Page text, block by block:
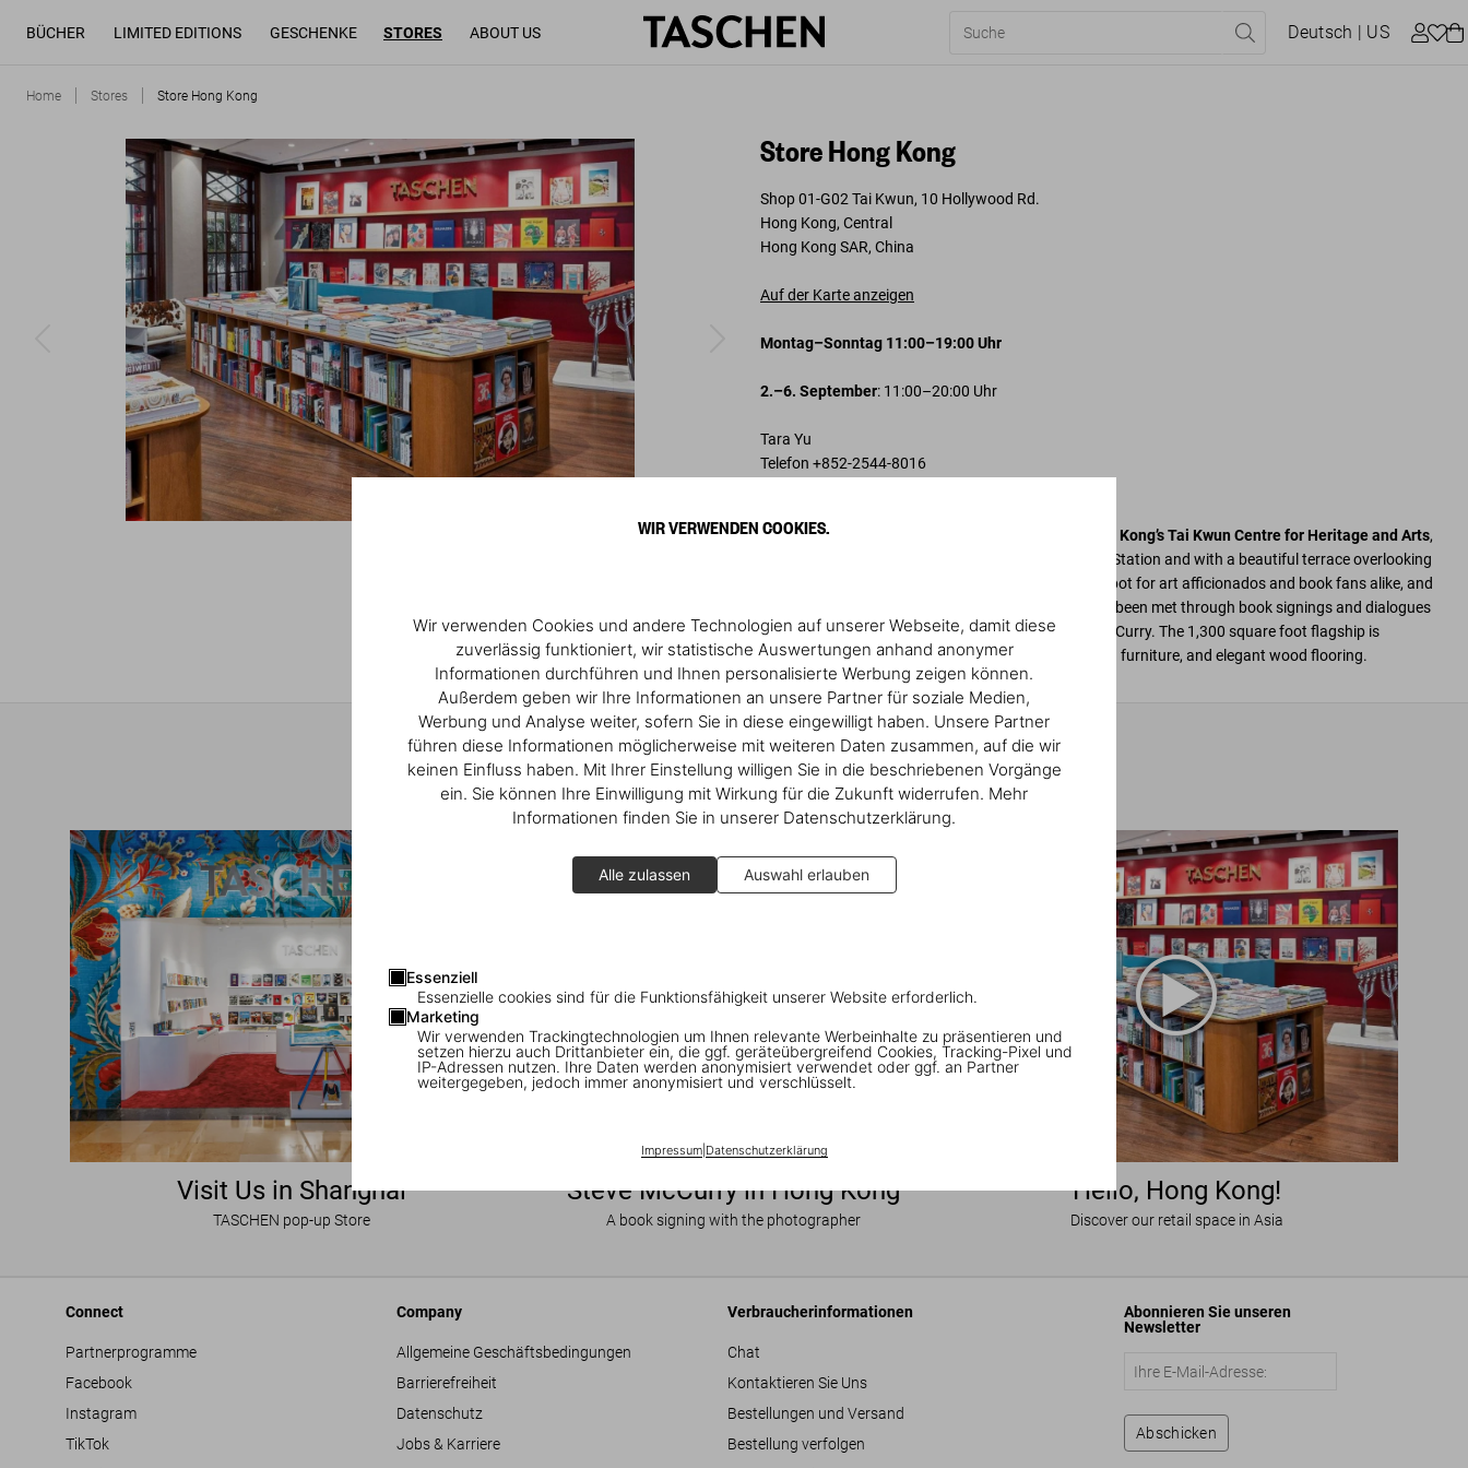
WIR VERWENDEN COOKIES.
Wir verwenden Cookies und andere Technologien auf unserer Webseite, damit diese
zuverlässig funktioniert, wir statistische Auswertungen anhand anonymer
Informationen durchführen und Ihnen personalisierte Werbung zeigen können.
Außerdem geben wir Ihre Informationen an unsere Partner für soziale Medien,
Werbung und Analyse weiter, sofern Sie in diese eingewilligt haben. Unsere Partner
führen diese Informationen möglicherweise mit weiteren Daten zusammen, auf die wir
keinen Einfluss haben. Mit Ihrer Einstellung willigen Sie in die beschriebenen Vorgänge
ein. Sie können Ihre Einwilligung mit Wirkung für die Zukunft widerrufen. Mehr
Informationen finden Sie in unserer Datenschutzerklärung.
Alle zulassen Auswahl erlauben
Essenziell
Essenzielle cookies sind für die Funktionsfähigkeit unserer Website erforderlich.
Marketing
Wir verwenden Trackingtechnologien um Ihnen relevante Werbeinhalte zu präsentieren und
setzen hierzu auch Drittanbieter ein, die ggf. geräteübergreifend Cookies, Tracking-Pixel und
IP-Adressen nutzen. Ihre Daten werden anonymisiert verwendet oder ggf. an Partner
weitergegeben, jedoch immer anonymisiert und verschlüsselt.
Impressum| Datenschutzerklärung
BÜCHER LIMITED EDITIONS GESCHENKE STORES ABOUT US Deutsch | US
Home Stores Store Hong Kong
Store Hong Kong
Shop 01-G02 Tai Kwun, 10 Hollywood Rd.
Hong Kong, Central
Hong Kong SAR, China
Auf der Karte anzeigen
Montag–Sonntag 11:00–19:00 Uhr
2.–6. September: 11:00–20:00 Uhr
Tara Yu
Telefon +852-2544-8016
TASCHEN’s first store in Asia opened in 2018 in Hong Kong’s Tai Kwun Centre for Heritage and Arts,
located in the courtyard of the former Central Police Station and with a beautiful terrace overlooking
. The store became an instant hot spot for art afficionados and book fans alike, and
it’s commitment to promoting cultural exchange has been met through book signings and dialogues
with notable figures like Rem Koolhaas and Steve McCurry. The 1,300 square foot flagship is
appointed withMogens Kochbookshelves, furniture, and elegant wood flooring.
Mehr entdecken
Visit Us in Shanghai
TASCHEN pop-up Store
Steve McCurry in Hong Kong
A book signing with the photographer
Hello, Hong Kong!
Discover our retail space in Asia
Connect
Partnerprogramme
Facebook
Instagram
TikTok
Company
Allgemeine Geschäftsbedingungen
Barrierefreiheit
Datenschutz
Jobs & Karriere
Verbraucherinformationen
Chat
Kontaktieren Sie Uns
Bestellungen und Versand
Bestellung verfolgen
Abonnieren Sie unseren
Newsletter
Abschicken